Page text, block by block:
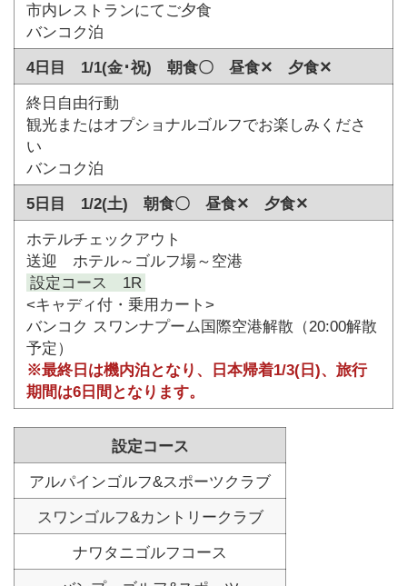
市内レストランにてご夕食
バンコク泊
4日目 1/1(金･祝) 朝食〇 昼食✕ 夕食✕
終日自由行動
観光またはオプショナルゴルフでお楽しみくださ
い
バンコク泊
5日目 1/2(土) 朝食〇 昼食✕ 夕食✕
ホテルチェックアウト
送迎 ホテル～ゴルフ場～空港
設定コース 1R
<キャディ付・乗用カート>
バンコク スワンナプーム国際空港解散（20:00解散
予定）
※最終日は機内泊となり、日本帰着1/3(日)、旅行
期間は6日間となります。
設定コース
アルパインゴルフ&スポーツクラブ
スワンゴルフ&カントリークラブ
ナワタニゴルフコース